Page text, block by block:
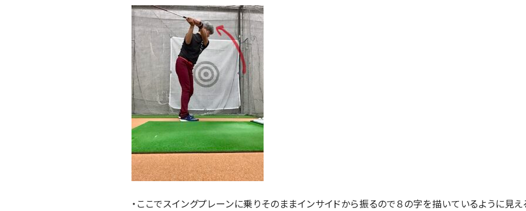
・ここでスイングプレーンに乗りそのままインサイドから振るので８の字を描いているように見え